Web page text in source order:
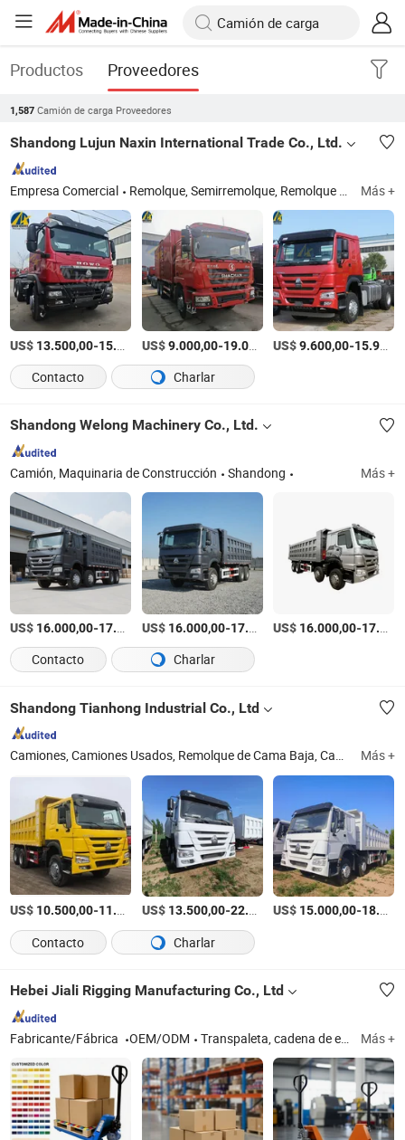
Productos Proveedores
1,587 Camión de carga Proveedores
Shandong Lujun Naxin International Trade Co., Ltd.
Empresa Comercial Remolque, Semirremolque, Remolque de camión, Camión, Camión volquete, Camión tractor, Camión usado, Remolque de tanque de aceite, Camión de tanque de aceite, Remolque volquete Más +
US$ 13.500,00-15.800,00 /Pieza
US$9.000,00-19.000,00 /Pieza
US$9.600,00-15.900,00
Contacto Charlar
Shandong Welong Machinery Co., Ltd.
Camión, Maquinaria de Construcción Shandong Más +
US$ 16.000,00-17.000,00 /Pieza
US$ 16.000,00-17.000,00 /Pieza
US$ 16.000,00-17.000,00
Contacto Charlar
Shandong Tianhong Industrial Co., Ltd
Camiones, Camiones Usados, Remolque de Cama Baja, Camión Shacman Usado, Camión Sinotruck Usado, Camión HOWO Usado, Remolque de Volteo Usado 8X4, Remolque de Volteo Usado 6X4, Remolque de Cama Plana, Remolque de Volteo Más +
US$ 10.500,00-11.000,00 /units
US$ 13.500,00-22.000,00 /unit
US$ 15.000,00-18.888,00
Contacto Charlar
Hebei Jiali Rigging Manufacturing Co., Ltd
Fabricante/Fábrica OEM/ODM Transpaleta, cadena de elevación, apilador manual, polipasto, eslinga de tejido, ganchos, montacargas Más +